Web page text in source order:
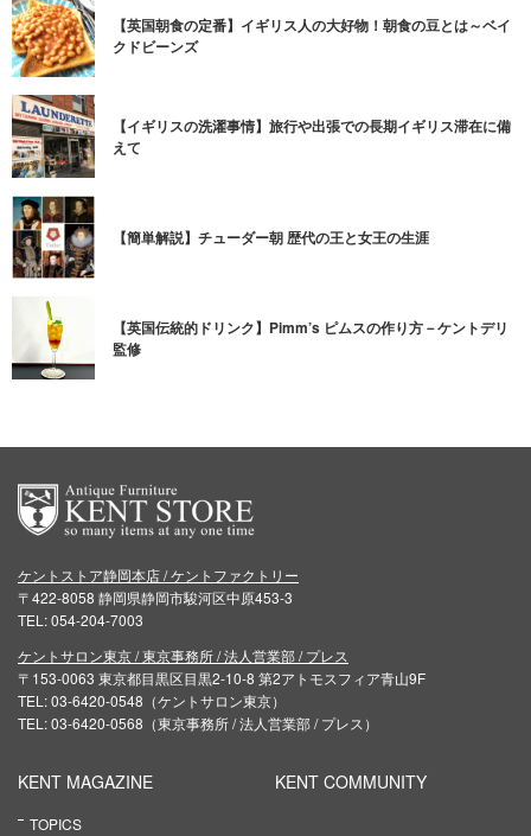
【英国朝食の定番】イギリス人の大好物！朝食の豆とは～ベイ
クドビーンズ
【イギリスの洗濯事情】旅行や出張での長期イギリス滞在に備
えて
【簡単解説】チューダー朝 歴代の王と女王の生涯
【英国伝統的ドリンク】Pimm’s ピムスの作り方－ケントデリ
監修
ケントストア静岡本店 / ケントファクトリー
〒422-8058 静岡県静岡市駿河区中原453-3
TEL: 054-204-7003
ケントサロン東京 / 東京事務所 / 法人営業部 / プレス
〒153-0063 東京都目黒区目黒2-10-8 第2アトモスフィア青山9F
TEL: 03-6420-0548（ケントサロン東京）
TEL: 03-6420-0568（東京事務所 / 法人営業部 / プレス）
KENT MAGAZINE
TOPICS
KENT COMMUNITY